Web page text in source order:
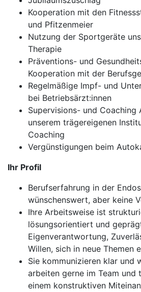
Kooperation mit den
und Pfitzenmeier
Nutzung der Sportgeräte
Therapie
Präventions- und
Kooperation mit der
Regelmäßige Impf- und
bei Betriebsärzt:innen
Supervisions- und Coaching
unserem trägereigenen
Coaching
Vergünstigungen beim
Ihr Profil
Berufserfahrung in der
wünschenswert, aber keine
Ihre Arbeitsweise ist
lösungsorientiert und
Eigenverantwortung,
Willen, sich in neue Themen
Sie kommunizieren klar und
arbeiten gerne im Team und
einem konstruktiven